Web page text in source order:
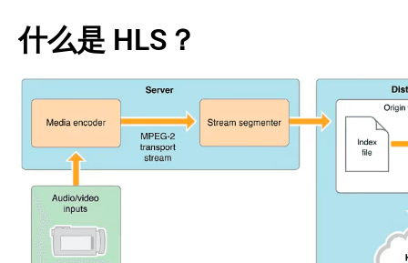
什么是 HLS？